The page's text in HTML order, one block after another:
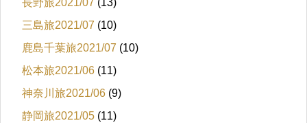
長野旅2021/07 (13)
三島旅2021/07 (10)
鹿島千葉旅2021/07 (10)
松本旅2021/06 (11)
神奈川旅2021/06 (9)
静岡旅2021/05 (11)